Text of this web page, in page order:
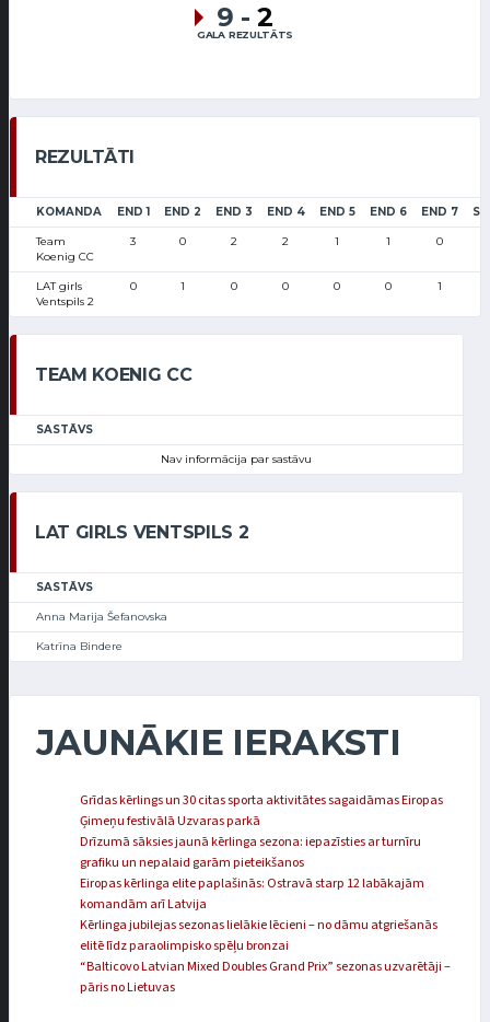
9 - 2
GALA REZULTĀTS
REZULTĀTI
KOMANDA END 1 END 2 END 3 END 4 END 5 END 6 END 7
Team
Koenig CC
3 0 2 2 1 1 0
LAT girls
Ventspils 2
0 1 0 0 0 0 1
TEAM KOENIG CC
SASTĀVS
Nav informācija par sastāvu
LAT GIRLS VENTSPILS 2
SASTĀVS
Anna Marija Šefanovska
Katrīna Bindere
JAUNĀKIE IERAKSTI
Grīdas kērlings un 30 citas sporta aktivitātes sagaidāmas Eiropas
Ģimeņu festivālā Uzvaras parkā
Drīzumā sāksies jaunā kērlinga sezona: iepazīsties ar turnīru
grafiku un nepalaid garām pieteikšanos
Eiropas kērlinga elite paplašinās: Ostravā starp 12 labākajām
komandām arī Latvija
Kērlinga jubilejas sezonas lielākie lēcieni – no dāmu atgriešanās
elitē līdz paraolimpisko spēļu bronzai
“Balticovo Latvian Mixed Doubles Grand Prix” sezonas uzvarētāji –
pāris no Lietuvas